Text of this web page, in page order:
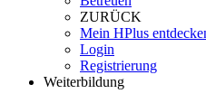
ZURÜCK
Mein HPlus
Login
Registrierung
Weiterbildung